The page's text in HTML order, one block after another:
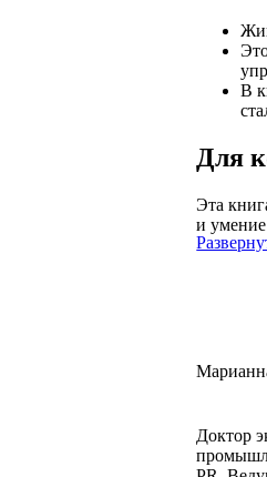
В
Для
Эта
и умение
Доктор